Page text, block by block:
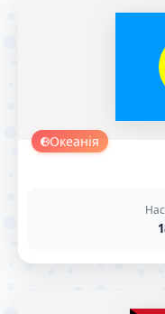
Океанія